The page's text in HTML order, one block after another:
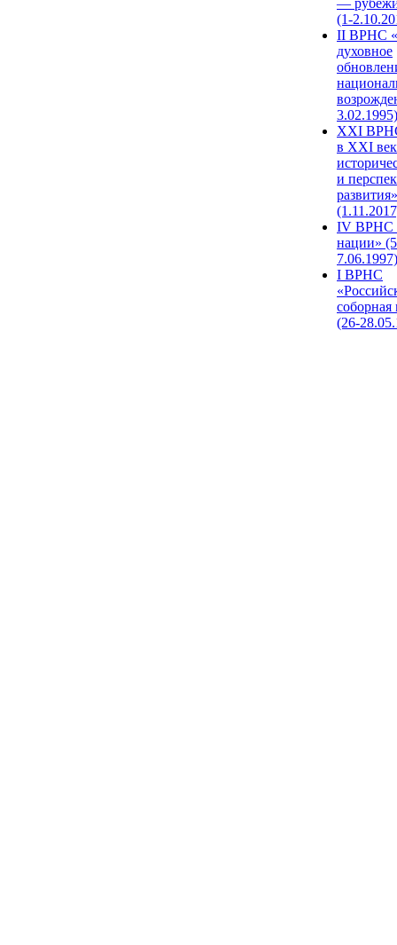
—
(1-
II ВРНС
духовное
3.02.1995)
XХI
в XXI
и
развития»
IV ВРНС
нации»
7.06.1997)
I ВРНС
(26-